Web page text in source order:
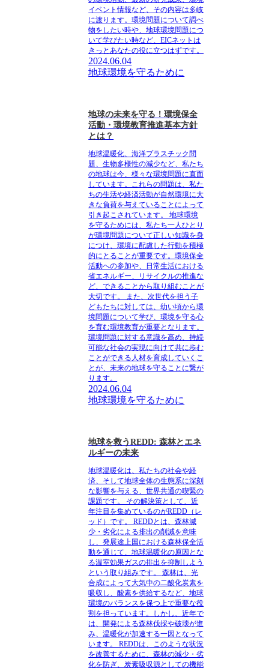
イベント情報など、その内容は多岐
に渡ります。環境問題について調べ
物をしたい時や、地球環境問題につ
いて学びたい時など、EICネットは
きっとあなたの役に立つはずです。
2024.06.04
地球環境を守るために
地球の未来を守る！環境保全
活動・環境教育推進基本方針
とは？
地球温暖化、海洋プラスチック問
題、生物多様性の減少など、私たち
の地球は今、様々な環境問題に直面
しています。これらの問題は、私た
ちの生活や経済活動が自然環境に大
きな負荷を与えていることによって
引き起こされています。 地球環境
を守るためには、私たち一人ひとり
が環境問題について正しい知識を身
につけ、環境に配慮した行動を積極
的にとることが重要です。環境保全
活動への参加や、日常生活における
省エネルギー、リサイクルの推進な
ど、できることから取り組むことが
大切です。 また、次世代を担う子
どもたちに対しては、幼い頃から環
境問題について学び、環境を守る心
を育む環境教育が重要となります。
環境問題に対する意識を高め、持続
可能な社会の実現に向けて共に歩む
ことができる人材を育成していくこ
とが、未来の地球を守ることに繋が
ります。
2024.06.04
地球環境を守るために
地球を救うREDD: 森林とエネ
ルギーの未来
地球温暖化は、私たちの社会や経
済、そして地球全体の生態系に深刻
な影響を与える、世界共通の喫緊の
課題です。 その解決策として、近
年注目を集めているのがREDD（レ
ッド）です。 REDDとは、森林減
少・劣化による排出の削減を意味
し、発展途上国における森林保全活
動を通じて、地球温暖化の原因とな
る温室効果ガスの排出を抑制しよう
という取り組みです。 森林は、光
合成によって大気中の二酸化炭素を
吸収し、酸素を供給するなど、地球
環境のバランスを保つ上で重要な役
割を担っています。しかし、近年で
は、開発による森林伐採や破壊が進
み、温暖化が加速する一因となって
います。 REDDは、このような状況
を改善するために、森林の減少・劣
化を防ぎ、炭素吸収源としての機能